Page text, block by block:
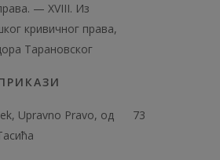
— XVIII. Из
кривичног права,
Тарановског
Upravno Pravo, од
73